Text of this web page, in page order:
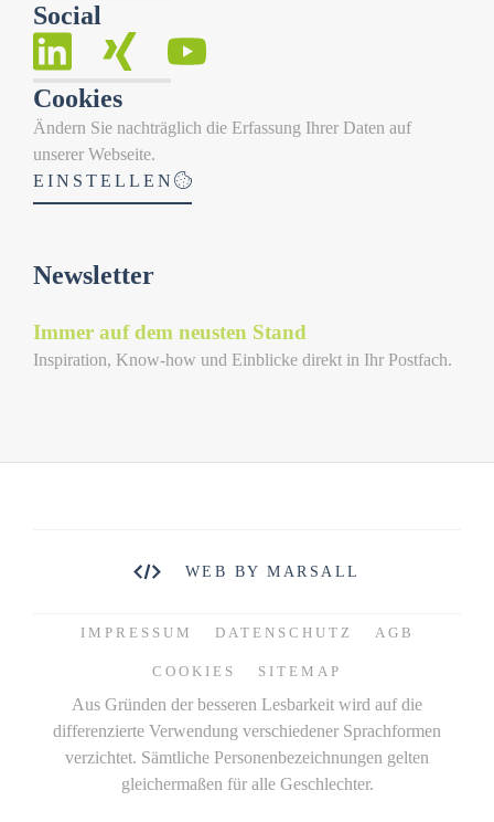
Social
Cookies
Ändern Sie nachträglich die Erfassung Ihrer Daten auf
unserer Webseite.
EINSTELLEN
Newsletter
Immer auf dem neusten Stand
Inspiration, Know-how und Einblicke direkt in Ihr Postfach.
WEB BY MARSALL
IMPRESSUM DATENSCHUTZ AGB
COOKIES SITEMAP
Aus Gründen der besseren Lesbarkeit wird auf die
differenzierte Verwendung verschiedener Sprachformen
verzichtet. Sämtliche Personenbezeichnungen gelten
gleichermaßen für alle Geschlechter.